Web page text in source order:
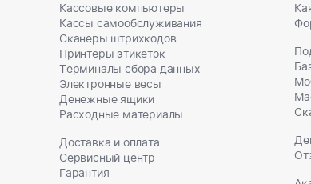
Кассовые компьютеры
Кассы самообслуживания
Сканеры штрихкодов
Принтеры этикеток
Терминалы сбора данных
Электронные весы
Денежные ящики
Расходные материалы
Доставка и оплата
Сервисный центр
Гарантия